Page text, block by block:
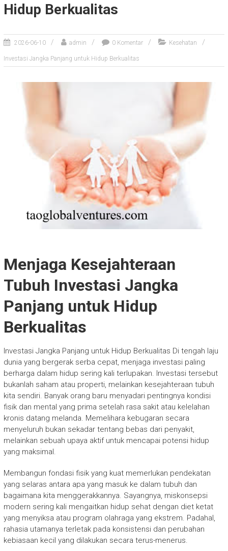
Hidup Berkualitas
2026-06-10 admin 0 Komentar Kesehatan
Investasi Jangka Panjang untuk Hidup Berkualitas
Menjaga Kesejahteraan
Tubuh Investasi Jangka
Panjang untuk Hidup
Berkualitas
Investasi Jangka Panjang untuk Hidup Berkualitas Di tengah laju
dunia yang bergerak serba cepat, menjaga investasi paling
berharga dalam hidup sering kali terlupakan. Investasi tersebut
bukanlah saham atau properti, melainkan kesejahteraan tubuh
kita sendiri. Banyak orang baru menyadari pentingnya kondisi
fisik dan mental yang prima setelah rasa sakit atau kelelahan
kronis datang melanda. Memelihara kebugaran secara
menyeluruh bukan sekadar tentang bebas dari penyakit,
melainkan sebuah upaya aktif untuk mencapai potensi hidup
yang maksimal.
Membangun fondasi fisik yang kuat memerlukan pendekatan
yang selaras antara apa yang masuk ke dalam tubuh dan
bagaimana kita menggerakkannya. Sayangnya, miskonsepsi
modern sering kali mengaitkan hidup sehat dengan diet ketat
yang menyiksa atau program olahraga yang ekstrem. Padahal,
rahasia utamanya terletak pada konsistensi dan perubahan
kebiasaan kecil yang dilakukan secara terus-menerus.